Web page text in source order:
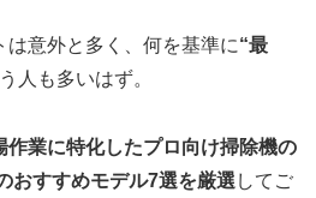
意外と多く、何を基準に“最
人も多いはず。
作業に特化したプロ向け掃除機の
おすすめモデル7選を厳選 してご